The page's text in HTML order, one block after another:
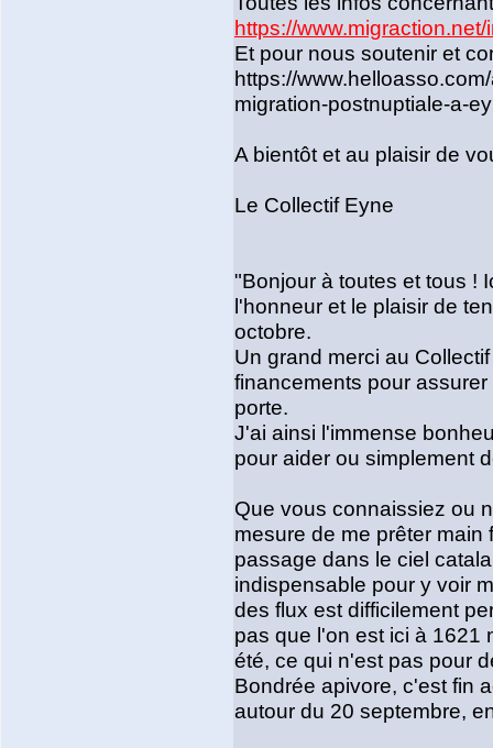
https://
Et pour nous soutenir et
https://
migration-postnuptiale-a-
A bientôt et au plaisir de
Le Collectif Eyne
"Bonjour à toutes et tous !
l'honneur et le plaisir de
octobre.
Un grand merci au
financements pour
porte.
J'ai ainsi l'immense
pour aider ou simplement
Que vous connaissiez ou
mesure de me prêter
passage dans le ciel
indispensable pour y voir
des flux est difficilement
pas que l'on est ici à 1621
été, ce qui n'est pas pour
Bondrée apivore, c'est fin
autour du 20 septembre,